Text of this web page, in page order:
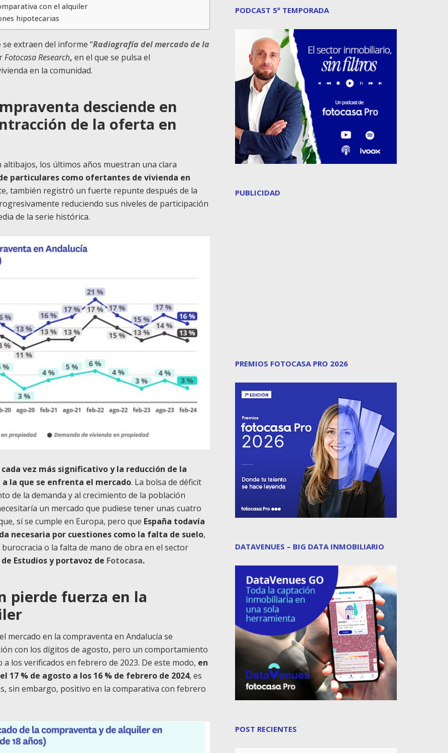
con el alquiler
hipotecarias
extraen del informe “Radiografía del mercado de la
Fotocasa Research, en el que se pulsa el
en la comunidad.
desciende en
de la oferta en
los últimos años muestran una clara
particulares como ofertantes de vivienda en
también registró un fuerte repunte después de la
reduciendo sus niveles de participación
de la serie histórica.
vez más significativo y la reducción de la
la que se enfrenta el mercado. La bolsa de déficit
de la demanda y al crecimiento de la población
un mercado que pudiese tener unas cuatro
sí se cumple en Europa, pero que España todavía
necesaria por cuestiones como la falta de suelo,
o la falta de mano de obra en el sector
Estudios y portavoz de Fotocasa.
pierde fuerza en la
mercado en la compraventa en Andalucía se
con los dígitos de agosto, pero un comportamiento
los verificados en febrero de 2023. De este modo, en
17 % de agosto a los 16 % de febrero de 2024, es
sin embargo, positivo en la comparativa con febrero
PODCAST 5ª TEMPORADA
PUBLICIDAD
PREMIOS FOTOCASA PRO 2026
DATAVENUES – BIG DATA INMOBILIARIO
POST RECIENTES